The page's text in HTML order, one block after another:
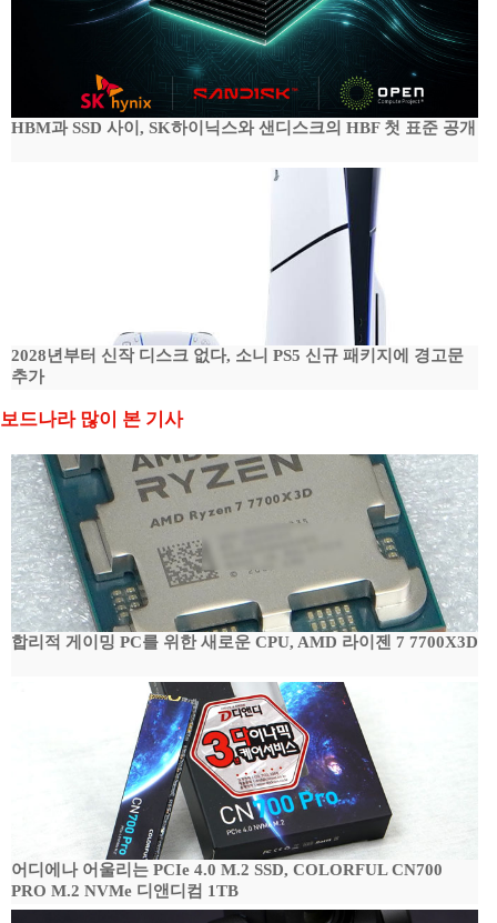
HBM과 SSD 사이, SK하이닉스와 샌디스크의 HBF 첫 표준 공개
2028년부터 신작 디스크 없다, 소니 PS5 신규 패키지에 경고문
추가
보드나라 많이 본 기사
합리적 게이밍 PC를 위한 새로운 CPU, AMD 라이젠 7 7700X3D
어디에나 어울리는 PCIe 4.0 M.2 SSD, COLORFUL CN700
PRO M.2 NVMe 디앤디컴 1TB